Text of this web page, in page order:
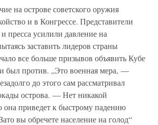
на острове советского оружия
и в Конгрессе. Представители
пресса усилили давление на
заставить лидеров страны
все больше призывов объявить Кубе
был против. „Это военная мера, —
до этого сам рассматривал
острова. — Нет никакой
она приведет к быстрому падению
вы обречете население на голод“